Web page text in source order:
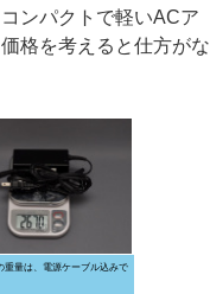
ンパクトで軽いACア
格を考えると仕方がな
重量は、電源ケーブル込みで